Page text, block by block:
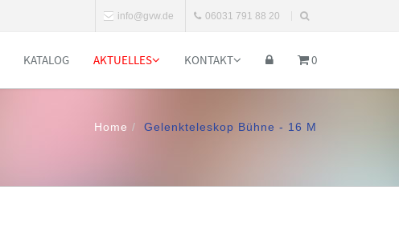
info@gvw.de 06031 791 88 20
KATALOG AKTUELLES KONTAKT 0
Home Gelenkteleskop Bühne - 16 M